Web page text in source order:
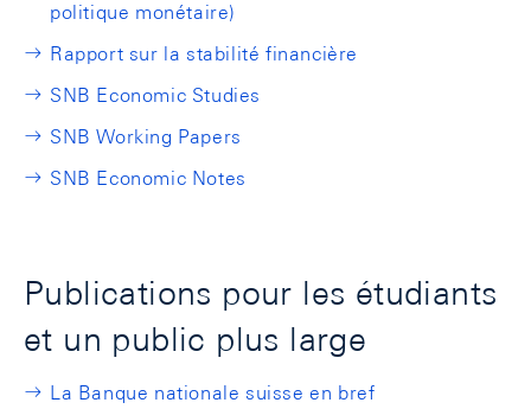
politique monétaire)
Rapport sur la stabilité financière
SNB Economic Studies
SNB Working Papers
SNB Economic Notes
Publications pour les étudiants
et un public plus large
La Banque nationale suisse en bref